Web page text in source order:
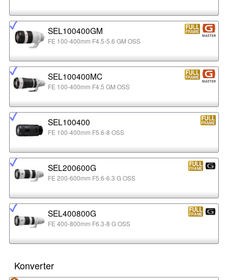
SEL100400GM
FE 100-400mm F4.5-5.6 GM OSS
SEL100400MC
FE 100-400mm F4.5 GM OSS
SEL100400
FE 100-400mm F5.6-8 OSS
SEL200600G
FE 200-600mm F5.6-6.3 G OSS
SEL400800G
FE 400-800mm F6.3-8 G OSS
Konverter